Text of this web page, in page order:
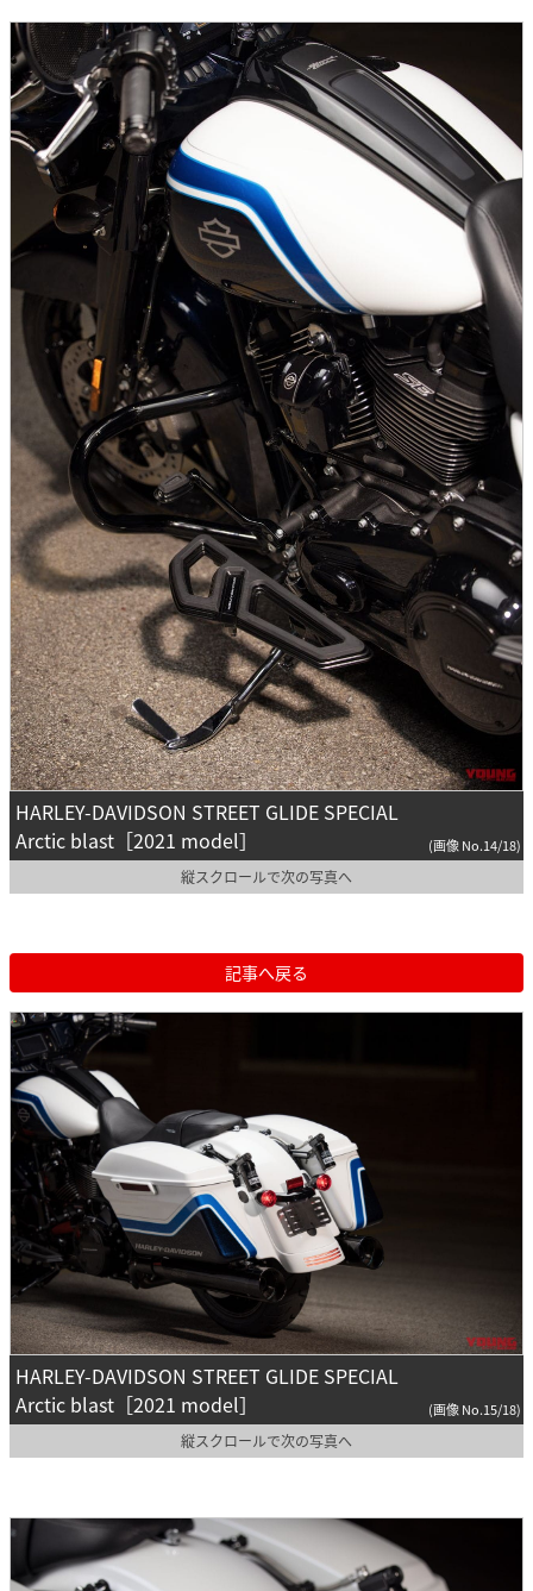
HARLEY-DAVIDSON STREET GLIDE SPECIAL
Arctic blast［2021 model］
(画像 No.14/18)
縦スクロールで次の写真へ
記事へ戻る
HARLEY-DAVIDSON STREET GLIDE SPECIAL
Arctic blast［2021 model］
(画像 No.15/18)
縦スクロールで次の写真へ